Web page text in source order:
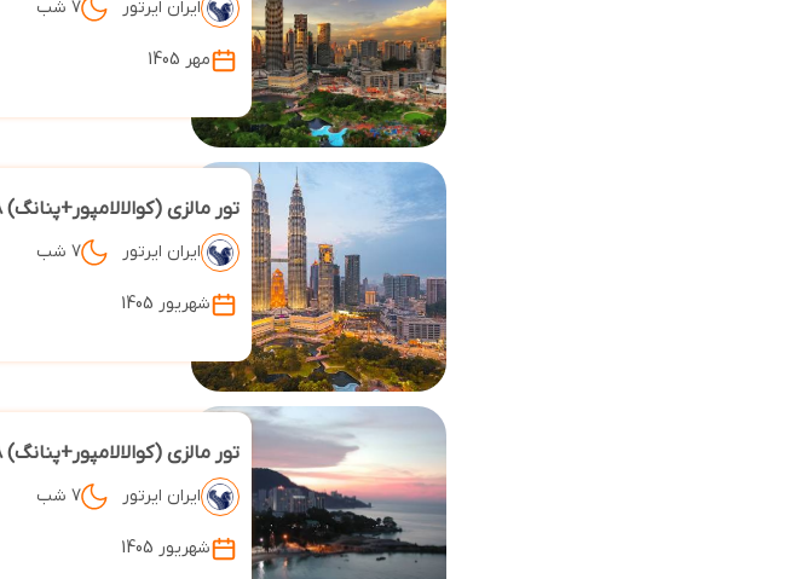
ایران ایرتور 7 شب
مهر 1405
تور مالزی (کوالالامپور+پنانگ) 8 روز 28 شهریور
ایران ایرتور 7 شب
شهریور 1405
تور مالزی (کوالالامپور+پنانگ) 8 روز 14 شهریور
ایران ایرتور 7 شب
شهریور 1405